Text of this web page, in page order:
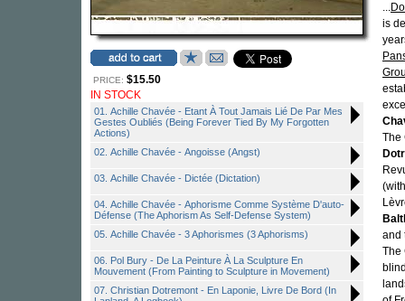
PRICE: $15.50
IN STOCK
01. Achille Chavée - Etant À Tout Jamais Lié De Par Mes
Gestes Oubliés (Being Forever Tied By My Forgotten
Actions)
02. Achille Chavée - Angoisse (Angst)
03. Achille Chavée - Dictée (Dictation)
04. Achille Chavée - Aphorisme Comme Système D'auto-
Défense (The Aphorism As Self-Defense System)
05. Achille Chavée - 3 Aphorismes (3 Aphorisms)
06. Pol Bury - De La Peinture À La Sculpture En
Mouvement (From Painting to Sculpture in Movement)
07. Christian Dotremont - En Laponie, Livre De Bord (In
...
is
The
and
The